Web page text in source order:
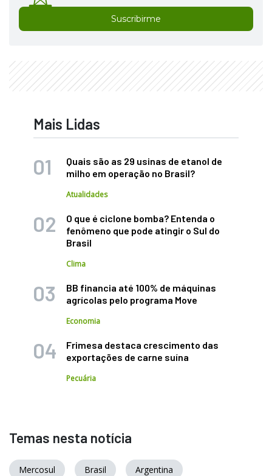
Suscribirme
Mais Lidas
Quais são as 29 usinas de etanol de
milho em operação no Brasil?
Atualidades
O que é ciclone bomba? Entenda o
fenômeno que pode atingir o Sul do
Brasil
Clima
BB financia até 100% de máquinas
agrícolas pelo programa Move
Economia
Frimesa destaca crescimento das
exportações de carne suína
Pecuária
Temas nesta notícia
Mercosul Brasil Argentina